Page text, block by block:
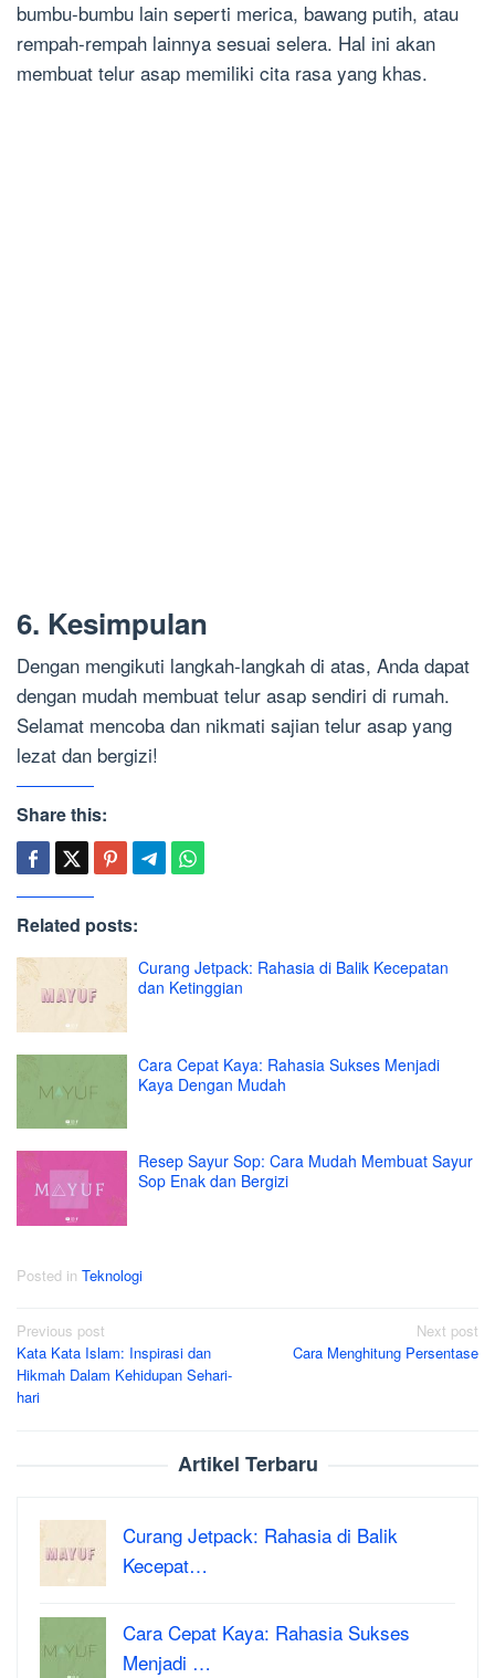
bumbu-bumbu lain seperti merica, bawang putih, atau
rempah-rempah lainnya sesuai selera. Hal ini akan
membuat telur asap memiliki cita rasa yang khas.
6. Kesimpulan
Dengan mengikuti langkah-langkah di atas, Anda dapat
dengan mudah membuat telur asap sendiri di rumah.
Selamat mencoba dan nikmati sajian telur asap yang
lezat dan bergizi!
Share this:
Related posts:
Curang Jetpack: Rahasia di Balik Kecepatan
dan Ketinggian
Cara Cepat Kaya: Rahasia Sukses Menjadi
Kaya Dengan Mudah
Resep Sayur Sop: Cara Mudah Membuat Sayur
Sop Enak dan Bergizi
Posted in Teknologi
Post
navigation
Previous post
Kata Kata Islam: Inspirasi dan
Hikmah Dalam Kehidupan Sehari-
hari
Next post
Cara Menghitung Persentase
Artikel Terbaru
Curang Jetpack: Rahasia di Balik
Kecepat…
Cara Cepat Kaya: Rahasia Sukses
Menjadi …